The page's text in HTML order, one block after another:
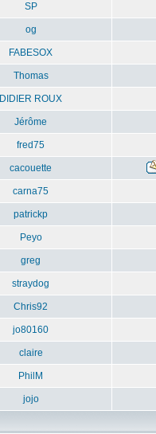
SP
og
FABESOX
Thomas
DIDIER ROUX
Jérôme
fred75
cacouette
carna75
patrickp
Peyo
greg
straydog
Chris92
jo80160
claire
PhilM
jojo